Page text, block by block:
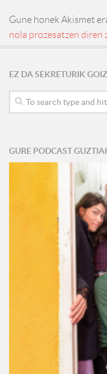
Gune honek Akismet
nola prozesatzen diren
EZ DA SEKRETURIK
GURE PODCAST